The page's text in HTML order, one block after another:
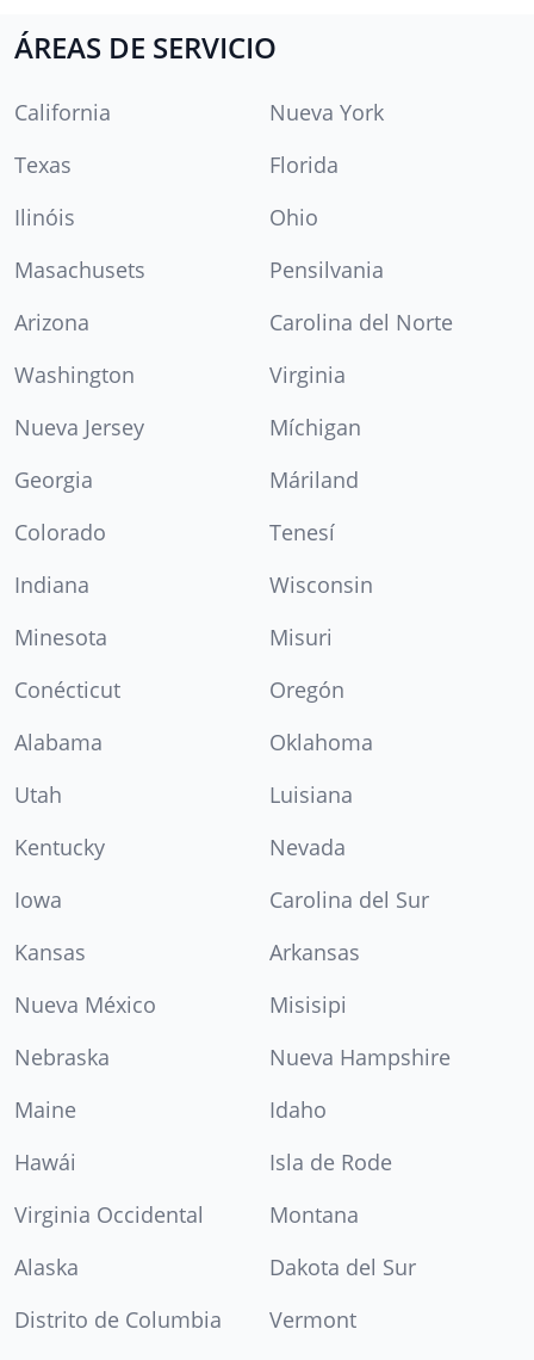
ÁREAS DE SERVICIO
California
Nueva York
Texas
Florida
Ilinóis
Ohio
Masachusets
Pensilvania
Arizona
Carolina del Norte
Washington
Virginia
Nueva Jersey
Míchigan
Georgia
Máriland
Colorado
Tenesí
Indiana
Wisconsin
Minesota
Misuri
Conécticut
Oregón
Alabama
Oklahoma
Utah
Luisiana
Kentucky
Nevada
Iowa
Carolina del Sur
Kansas
Arkansas
Nueva México
Misisipi
Nebraska
Nueva Hampshire
Maine
Idaho
Hawái
Isla de Rode
Virginia Occidental
Montana
Alaska
Dakota del Sur
Distrito de Columbia
Vermont